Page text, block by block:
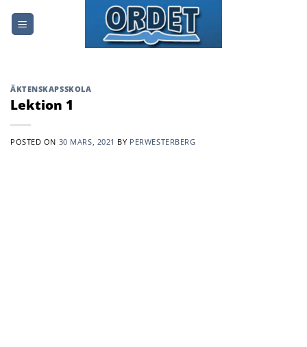
ÄKTENSKAPSSKOLA
Lektion 1
POSTED ON 30 MARS, 2021 BY PERWESTERBERG